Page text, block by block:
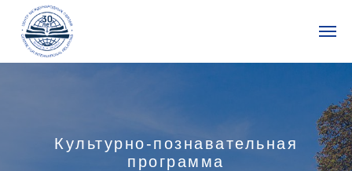
Культурно-познавательная
программа